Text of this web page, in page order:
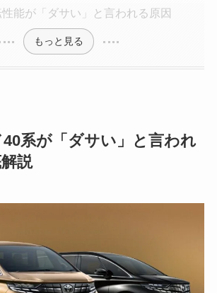
性能が「ダサい」と言われる原因
もっと見る
系が「ダサい」と言われ
説